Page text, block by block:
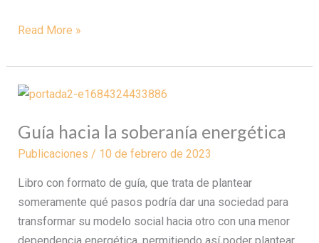
Read More »
Guía hacia la soberanía energética
Publicaciones / 10 de febrero de 2023
Libro con formato de guía, que trata de plantear
someramente qué pasos podría dar una sociedad para
transformar su modelo social hacia otro con una menor
Guía
la
soberanía